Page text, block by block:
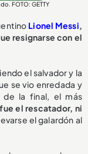
FOTO: GETTY
Lionel Messi,
resignarse con el
el salvador y la
se vio enredada y
de la final, el más
el rescatador, ni
el galardón al